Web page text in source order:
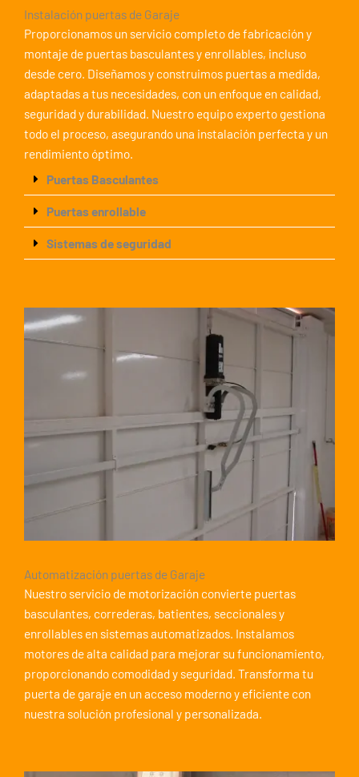
Instalación puertas de Garaje
Proporcionamos un servicio completo de fabricación y
montaje de puertas basculantes y enrollables, incluso
desde cero. Diseñamos y construimos puertas a medida,
adaptadas a tus necesidades, con un enfoque en calidad,
seguridad y durabilidad. Nuestro equipo experto gestiona
todo el proceso, asegurando una instalación perfecta y un
rendimiento óptimo.
Puertas Basculantes
Puertas enrollable
Sistemas de seguridad
Automatización puertas de Garaje
Nuestro servicio de motorización convierte puertas
basculantes, correderas, batientes, seccionales y
enrollables en sistemas automatizados. Instalamos
motores de alta calidad para mejorar su funcionamiento,
proporcionando comodidad y seguridad. Transforma tu
puerta de garaje en un acceso moderno y eficiente con
nuestra solución profesional y personalizada.